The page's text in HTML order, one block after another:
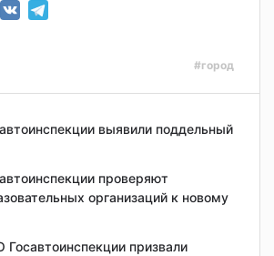
#город
выявили поддельный
проверяют
организаций к новому
призвали